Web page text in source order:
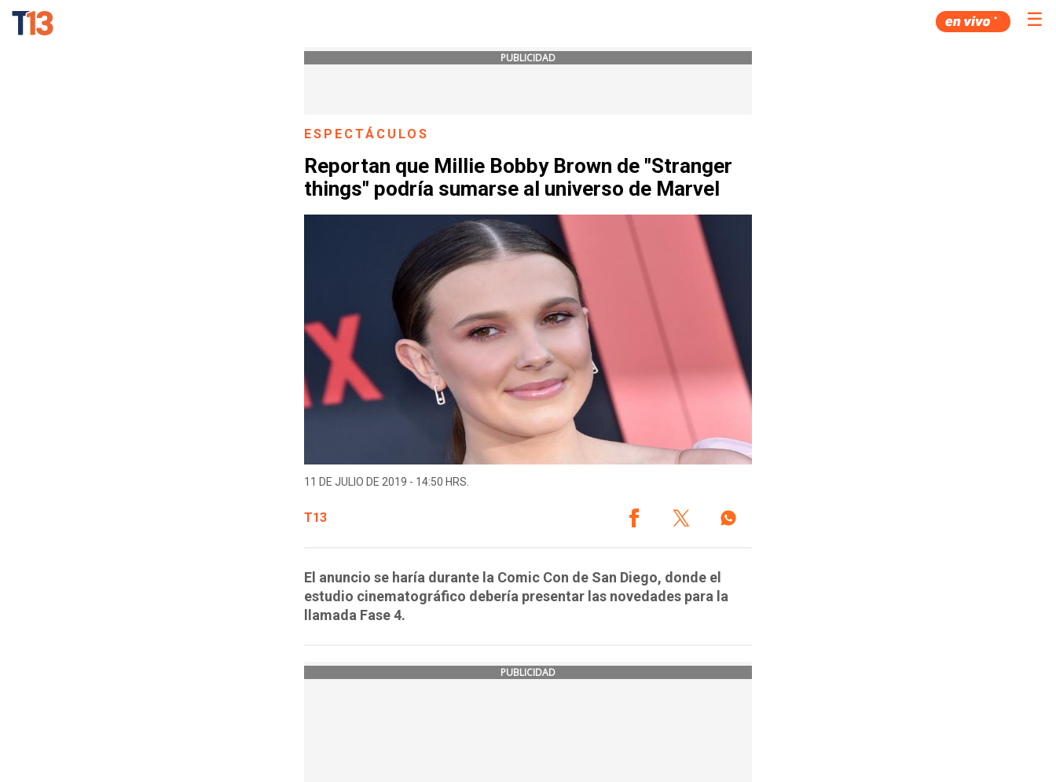
☰
PUBLICIDAD
ESPECTÁCULOS
Reportan que Millie Bobby Brown de "Stranger
things" podría sumarse al universo de Marvel
11 DE JULIO DE 2019 - 14:50 HRS.
T13
El anuncio se haría durante la Comic Con de San Diego, donde el
estudio cinematográfico debería presentar las novedades para la
llamada Fase 4.
PUBLICIDAD